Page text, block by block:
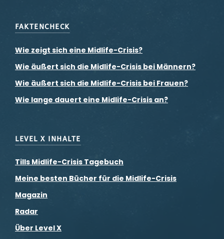
FAKTENCHECK
Wie zeigt sich eine Midlife-Crisis?
Wie äußert sich die Midlife-Crisis bei Männern?
Wie äußert sich die Midlife-Crisis bei Frauen?
Wie lange dauert eine Midlife-Crisis an?
LEVEL X INHALTE
Tills Midlife-Crisis Tagebuch
Meine besten Bücher für die Midlife-Crisis
Magazin
Radar
Über Level X